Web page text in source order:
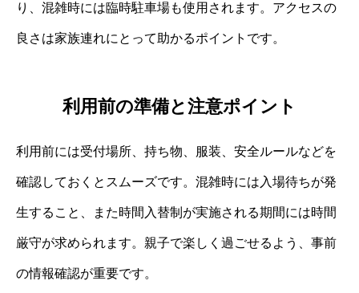
り、混雑時には臨時駐車場も使用されます。アクセスの
良さは家族連れにとって助かるポイントです。
利用前の準備と注意ポイント
利用前には受付場所、持ち物、服装、安全ルールなどを
確認しておくとスムーズです。混雑時には入場待ちが発
生すること、また時間入替制が実施される期間には時間
厳守が求められます。親子で楽しく過ごせるよう、事前
の情報確認が重要です。